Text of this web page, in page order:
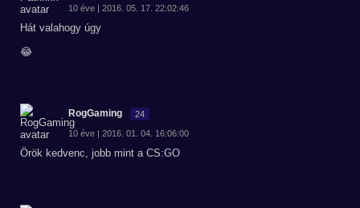
10 éve | 2016. 05. 17. 22:02:46
Hát valahogy úgy
😂
RogGaming 24
10 éve | 2016. 01. 04. 16:06:00
Örök kedvenc, jobb mint a CS:GO